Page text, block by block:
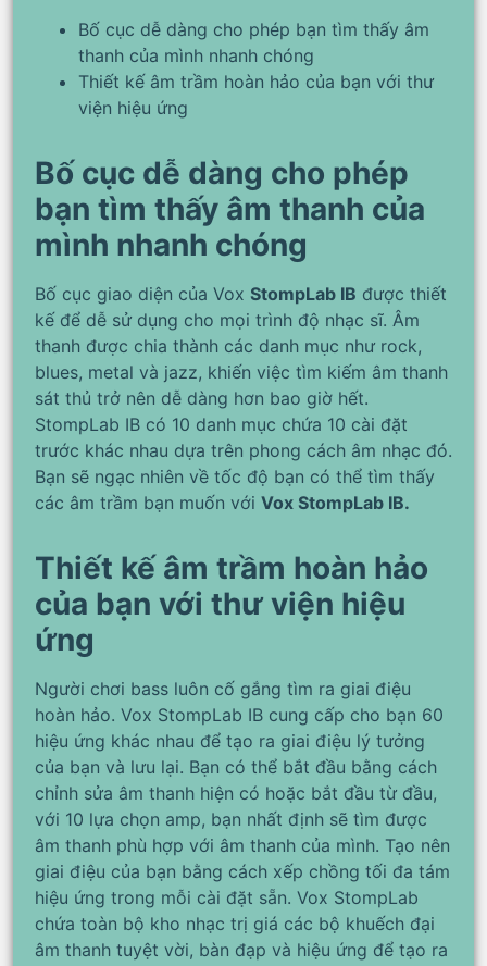
Bố cục dễ dàng cho phép bạn tìm thấy âm
thanh của mình nhanh chóng
Thiết kế âm trầm hoàn hảo của bạn với thư
viện hiệu ứng
Bố cục dễ dàng cho phép
bạn tìm thấy âm thanh của
mình nhanh chóng
Bố cục giao diện của Vox StompLab IB được thiết
kế để dễ sử dụng cho mọi trình độ nhạc sĩ. Âm
thanh được chia thành các danh mục như rock,
blues, metal và jazz, khiến việc tìm kiếm âm thanh
sát thủ trở nên dễ dàng hơn bao giờ hết.
StompLab IB có 10 danh mục chứa 10 cài đặt
trước khác nhau dựa trên phong cách âm nhạc đó.
Bạn sẽ ngạc nhiên về tốc độ bạn có thể tìm thấy
các âm trầm bạn muốn với Vox StompLab IB.
Thiết kế âm trầm hoàn hảo
của bạn với thư viện hiệu
ứng
Người chơi bass luôn cố gắng tìm ra giai điệu
hoàn hảo. Vox StompLab IB cung cấp cho bạn 60
hiệu ứng khác nhau để tạo ra giai điệu lý tưởng
của bạn và lưu lại. Bạn có thể bắt đầu bằng cách
chỉnh sửa âm thanh hiện có hoặc bắt đầu từ đầu,
với 10 lựa chọn amp, bạn nhất định sẽ tìm được
âm thanh phù hợp với âm thanh của mình. Tạo nên
giai điệu của bạn bằng cách xếp chồng tối đa tám
hiệu ứng trong mỗi cài đặt sẵn. Vox StompLab
chứa toàn bộ kho nhạc trị giá các bộ khuếch đại
âm thanh tuyệt vời, bàn đạp và hiệu ứng để tạo ra